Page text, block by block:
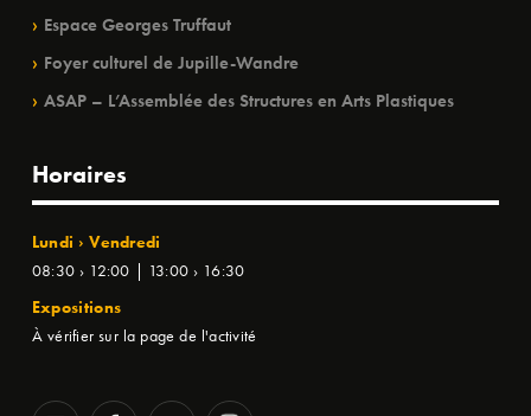
Espace Georges Truffaut
Foyer culturel de Jupille-Wandre
ASAP – L’Assemblée des Structures en Arts Plastiques
Horaires
Lundi › Vendredi
08:30 › 12:00 | 13:00 › 16:30
Expositions
À vérifier sur la page de l'activité